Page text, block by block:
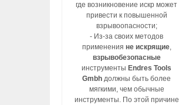
где возникновение искр может
привести к повышенной
взрывоопасности;
- Из-за своих методов
применения не искрящие,
взрывобезопасные
инструменты Endres Tools
Gmbh должны быть более
мягкими, чем обычные
инструменты. По этой причине